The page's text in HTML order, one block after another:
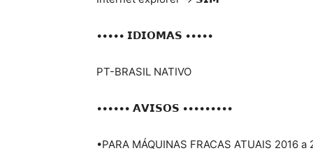
••••• 𝗜𝗗𝗜𝗢𝗠𝗔𝗦 •••••
PT-BRASIL NATIVO
•••••• 𝗔𝗩𝗜𝗦𝗢𝗦 •••••••••
•PARA MÁQUINAS FRACAS ATUAIS 2016 a